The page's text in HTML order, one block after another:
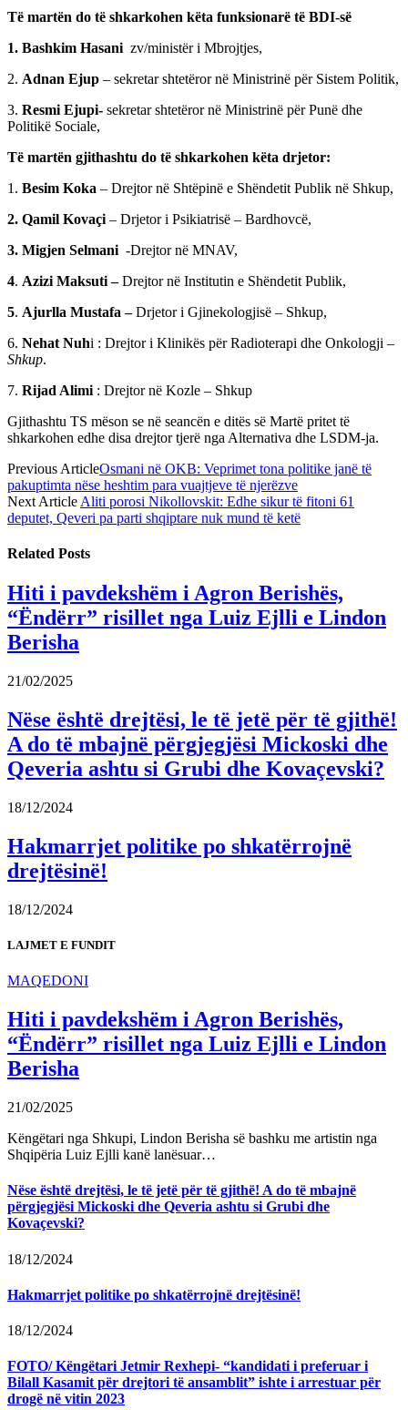
Të martën do të shkarkohen këta funksionarë të BDI-së
1. Bashkim Hasani zv/ministër i Mbrojtjes,
2. Adnan Ejup – sekretar shtetëror në Ministrinë për Sistem Politik,
3. Resmi Ejupi- sekretar shtetëror në Ministrinë për Punë dhe
Politikë Sociale,
Të martën gjithashtu do të shkarkohen këta drjetor:
1. Besim Koka – Drejtor në Shtëpinë e Shëndetit Publik në Shkup,
2. Qamil Kovaçi – Drjetor i Psikiatrisë – Bardhovcë,
3. Migjen Selmani -Drejtor në MNAV,
4. Azizi Maksuti –Drejtor në Institutin e Shëndetit Publik,
5. Ajurlla Mustafa –Drjetor i Gjinekologjisë – Shkup,
6. Nehat Nuhi : Drejtor i Klinikës për Radioterapi dhe Onkologji –
Shkup.
7. Rijad Alimi : Drejtor në Kozle – Shkup
Gjithashtu TS mëson se në seancën e ditës së Martë pritet të
shkarkohen edhe disa drejtor tjerë nga Alternativa dhe LSDM-ja.
Previous ArticleOsmani në OKB: Veprimet tona politike janë të
pakuptimta nëse heshtim para vuajtjeve të njerëzve
Next Article Aliti porosi Nikollovskit: Edhe sikur të fitoni 61
deputet, Qeveri pa parti shqiptare nuk mund të ketë
Related Posts
Hiti i pavdekshëm i Agron Berishës,
“Ëndërr” risillet nga Luiz Ejlli e Lindon
Berisha
21/02/2025
Nëse është drejtësi, le të jetë për të gjithë!
A do të mbajnë përgjegjësi Mickoski dhe
Qeveria ashtu si Grubi dhe Kovaçevski?
18/12/2024
Hakmarrjet politike po shkatërrojnë
drejtësinë!
18/12/2024
LAJMET E FUNDIT
MAQEDONI
Hiti i pavdekshëm i Agron Berishës,
“Ëndërr” risillet nga Luiz Ejlli e Lindon
Berisha
21/02/2025
Këngëtari nga Shkupi, Lindon Berisha së bashku me artistin nga
Shqipëria Luiz Ejlli kanë lanësuar…
Nëse është drejtësi, le të jetë për të gjithë! A do të mbajnë
përgjegjësi Mickoski dhe Qeveria ashtu si Grubi dhe
Kovaçevski?
18/12/2024
Hakmarrjet politike po shkatërrojnë drejtësinë!
18/12/2024
FOTO/ Këngëtari Jetmir Rexhepi- “kandidati i preferuar i
Bilall Kasamit për drejtori të ansamblit” ishte i arrestuar për
drogë në vitin 2023